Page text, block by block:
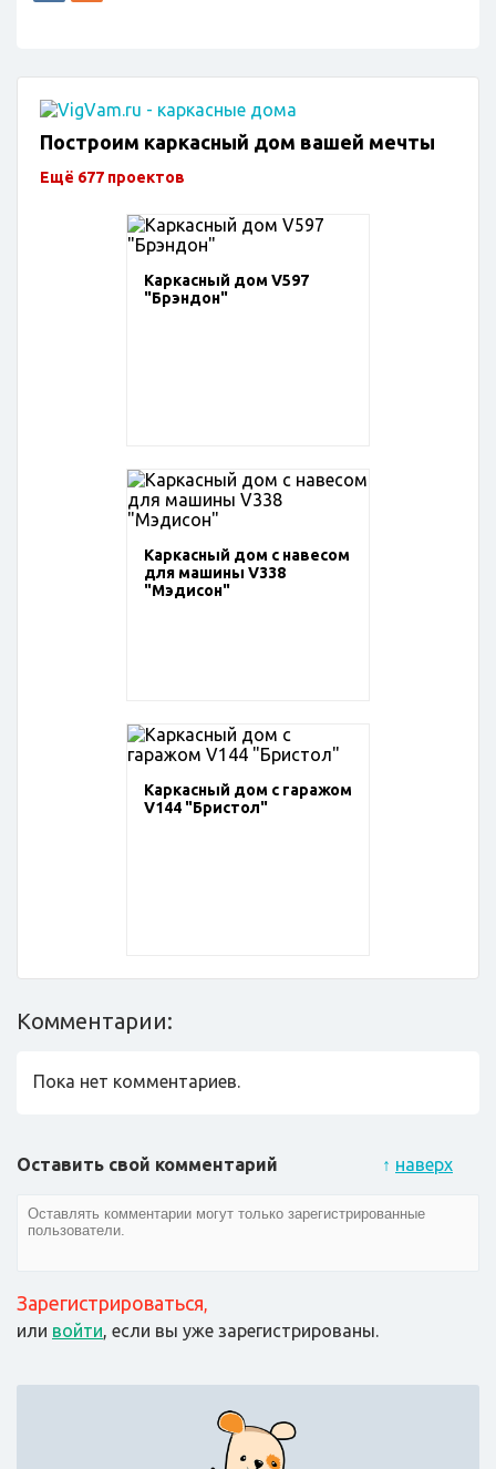
Построим каркасный дом вашей мечты
Ещё 677 проектов
Каркасный дом V597
"Брэндон"
Каркасный дом с навесом
для машины V338
"Мэдисон"
Каркасный дом с гаражом
V144 "Бристол"
Комментарии:
Пока нет комментариев.
↑ наверх
Оставить свой комментарий
Зарегистрироваться,
или войти, если вы уже зарегистрированы.